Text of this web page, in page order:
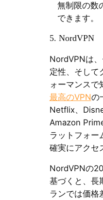
無制限の数
できます。
5. NordVPN
NordVPNは
定性、そして
ォーマンスで
最高のVPNの
Netflix、
Amazon
ラットフォー
確実にアクセ
NordVPNの
基づくと、長
ランでは価格